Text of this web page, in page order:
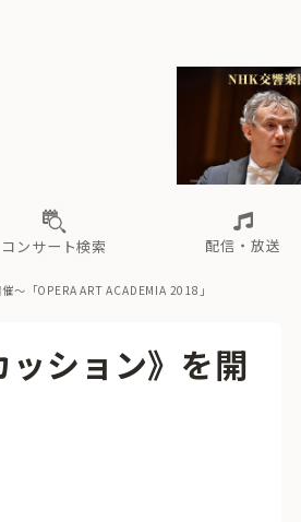
ら 海の向こうの音楽家 Aからの眺望
コンサート
過去の特集
コンサート検索 配信・放送
ブ配信スケジュール
や ら わ
Aからの眺望
〜「OPERA ART ACADEMIA 2018」
ション》を開